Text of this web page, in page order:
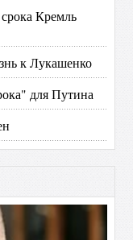
Кремль
к Лукашенко
для Путина